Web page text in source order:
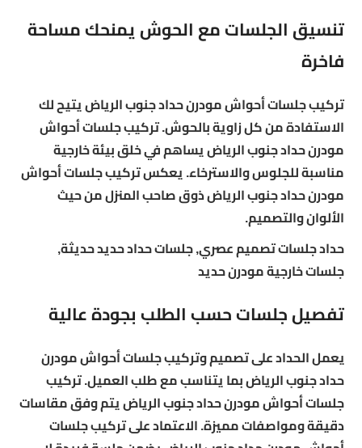
تنسيق الجلسات مع الحوش يمنحك مساحة
فاخرة
تركيب جلسات أحواش مودرن حداد جنوب الرياض يتيح لك
الاستفادة من كل زاوية بالحوش. تركيب جلسات أحواش
مودرن حداد جنوب الرياض يساهم في خلق بيئة خارجية
مناسبة للجلوس والاسترخاء. يعكس تركيب جلسات أحواش
مودرن حداد جنوب الرياض ذوق صاحب المنزل من حيث
الألوان والتصميم.
حداد جلسات تصميم عصري, جلسات حداد حديد حديثة,
جلسات خارجية مودرن حديد
تفصيل جلسات حسب الطلب بجودة عالية
يعمل الحداد على تصميم وتركيب جلسات أحواش مودرن
حداد جنوب الرياض بما يتناسب مع طلب العميل. تركيب
جلسات أحواش مودرن حداد جنوب الرياض يتم وفق مقاسات
دقيقة ومواصفات مميزة. الاعتماد على تركيب جلسات